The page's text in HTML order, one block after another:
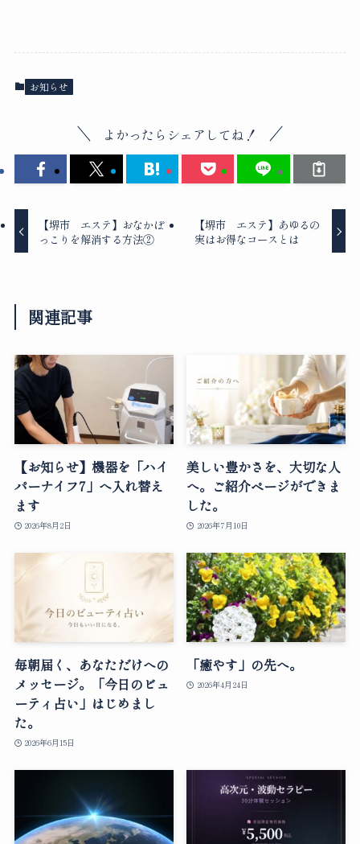
お知らせ
よかったらシェアしてね！
【堺市 エステ】おなかぽ
っこりを解消する方法②
【堺市 エステ】あゆるの
実はお得なコースとは
関連記事
【お知らせ】機器を「ハイ
パーナイフ7」へ入れ替え
ます
2026年8月2日
美しい豊かさを、大切な人
へ。ご紹介ページができま
した。
2026年7月10日
毎朝届く、あなただけへの
メッセージ。「今日のビュ
ーティ占い」はじめまし
た。
2026年6月15日
「癒やす」の先へ。
2026年4月24日